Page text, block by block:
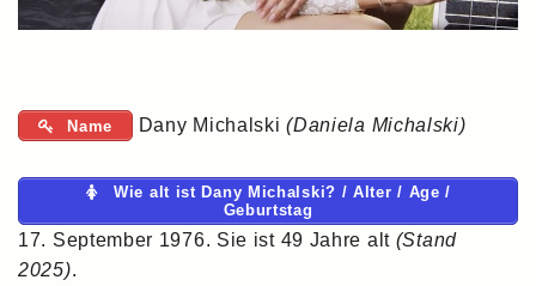
Name Dany Michalski(Daniela Michalski)
Wie alt ist Dany Michalski? / Alter / Age /
Geburtstag
17. September 1976. Sie ist 49 Jahre alt (Stand
2025).